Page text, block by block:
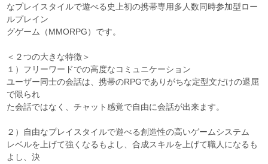
なプレイスタイルで遊べる史上初の携帯専用多人数同時参加型ロー
ルプレイン
グゲーム（MMORPG）です。
＜２つの大きな特徴＞
１）フリーワードでの高度なコミュニケーション
ユーザー同士の会話は、携帯のRPGでありがちな定型文だけの退屈
で限られ
た会話ではなく、チャット感覚で自由に会話が出来ます。
２）自由なプレイスタイルで遊べる創造性の高いゲームシステム
レベルを上げて強くなるもよし、合成スキルを上げて職人になるも
よし、決